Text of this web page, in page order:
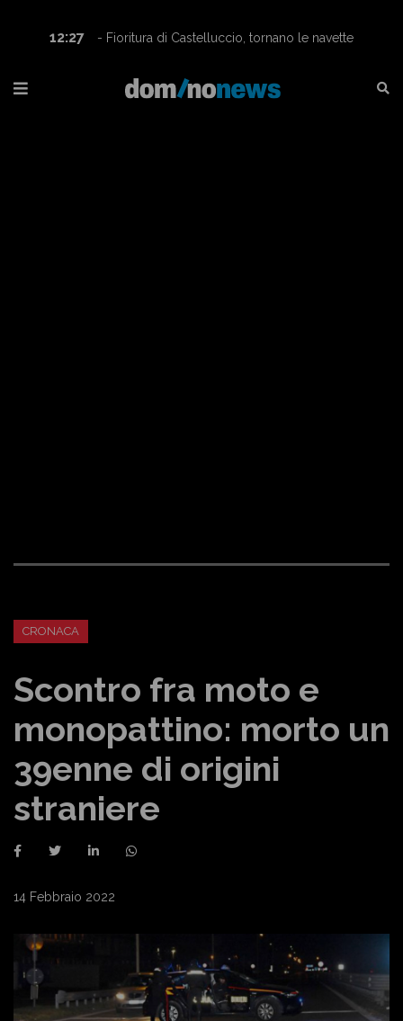
12:27
- Fioritura di Castelluccio, tornano le navette
CRONACA
Scontro fra moto e
monopattino: morto un
39enne di origini
straniere
14 Febbraio 2022